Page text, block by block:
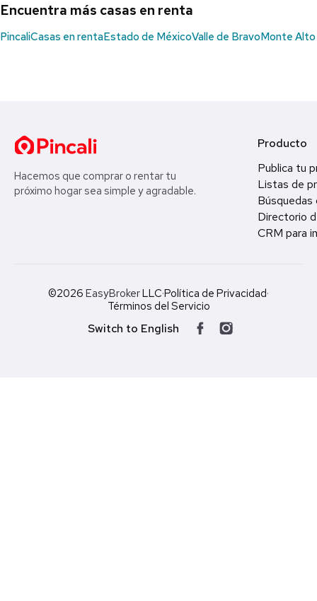
Encuentra más casas en renta
PincaliCasas en rentaEstado de MéxicoValle de BravoMonte Alto
Hacemos que comprar o rentar tu
próximo hogar sea simple y agradable.
Producto
Publica tu
Listas de
Búsquedas
Directorio
CRM para
©2026 EasyBrokerLLC·Política de Privacidad·
Términos del Servicio
Switch to English